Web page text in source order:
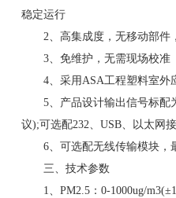
稳定运行
2、高集成度，无移动部件
3、免维护，无需现场校准
4、采用ASA工程塑料室外
5、产品设计输出信号标配
议);可选配232、USB、以太网
6、可选配无线传输模块，
三、技术参数
1、PM2.5：0-1000ug/